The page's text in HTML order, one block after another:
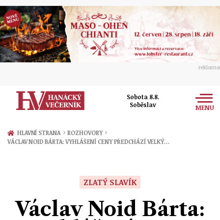
reklama
Sobota 8.8.
Soběslav
MENU
Zprávy
Přerov
Ekonomika
Ženy
Sport
HLAVNÍ STRANA › ROZHOVORY ›
VÁCLAV NOID BÁRTA: VYHLÁŠENÍ CENY PŘEDCHÁZÍ VELKÝ…
ZLATÝ SLAVÍK
Václav Noid Bárta: